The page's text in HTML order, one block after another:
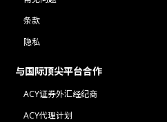
条款
隐私
与国际顶尖平台合作
ACY证券外汇经纪商
ACY代理计划